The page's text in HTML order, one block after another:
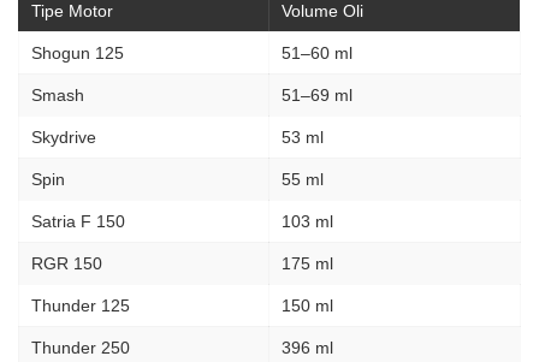
Tipe Motor Volume Oli
Shogun 125 51–60 ml
Smash 51–69 ml
Skydrive 53 ml
Spin 55 ml
Satria F 150 103 ml
RGR 150 175 ml
Thunder 125 150 ml
Thunder 250 396 ml